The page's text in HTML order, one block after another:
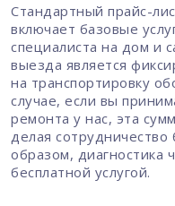
Стандартный прайс-
включает базовые
специалиста на дом и
выезда является
на транспортировку
случае, если вы
ремонта у нас, эта
делая
образом, диагностика
бесплатной услугой.